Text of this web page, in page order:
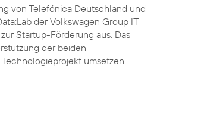
von Telefónica Deutschland und
der Volkswagen Group IT
Startup-Förderung aus. Das
der beiden
umsetzen.